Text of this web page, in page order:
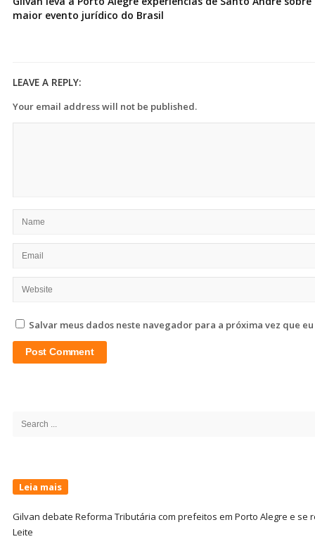
maior evento jurídico do Brasil
LEAVE A REPLY:
Your email address will not be published.
Salvar meus dados neste navegador para a próxima vez que
Search
Leia mais
Gilvan debate Reforma Tributária com prefeitos em Porto Alegre e se
Leite